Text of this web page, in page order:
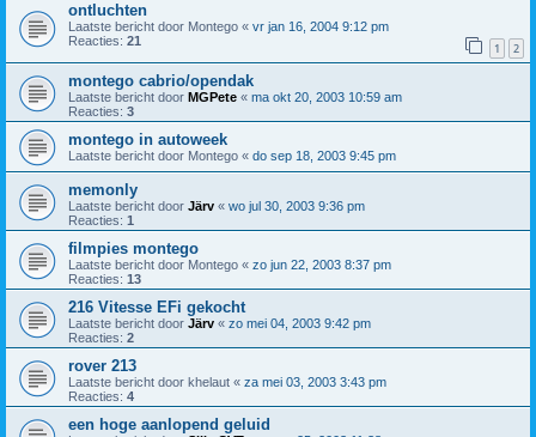
ontluchten
Laatste bericht door Montego « vr jan 16, 2004 9:12 pm
Reacties: 21 1 2
montego cabrio/opendak
Laatste bericht door MGPete « ma okt 20, 2003 10:59 am
Reacties: 3
montego in autoweek
Laatste bericht door Montego « do sep 18, 2003 9:45 pm
memonly
Laatste bericht door Järv « wo jul 30, 2003 9:36 pm
Reacties: 1
filmpies montego
Laatste bericht door Montego « zo jun 22, 2003 8:37 pm
Reacties: 13
216 Vitesse EFi gekocht
Laatste bericht door Järv « zo mei 04, 2003 9:42 pm
Reacties: 2
rover 213
Laatste bericht door khelaut « za mei 03, 2003 3:43 pm
Reacties: 4
een hoge aanlopend geluid